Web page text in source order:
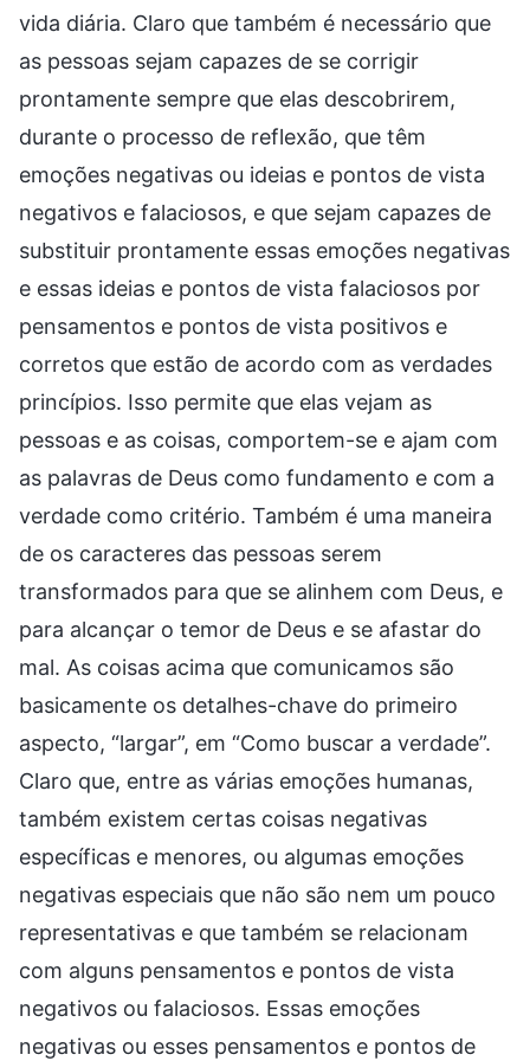
vida diária. Claro que também é necessário que
as pessoas sejam capazes de se corrigir
prontamente sempre que elas descobrirem,
durante o processo de reflexão, que têm
emoções negativas ou ideias e pontos de vista
negativos e falaciosos, e que sejam capazes de
substituir prontamente essas emoções negativas
e essas ideias e pontos de vista falaciosos por
pensamentos e pontos de vista positivos e
corretos que estão de acordo com as verdades
princípios. Isso permite que elas vejam as
pessoas e as coisas, comportem-se e ajam com
as palavras de Deus como fundamento e com a
verdade como critério. Também é uma maneira
de os caracteres das pessoas serem
transformados para que se alinhem com Deus, e
para alcançar o temor de Deus e se afastar do
mal. As coisas acima que comunicamos são
basicamente os detalhes-chave do primeiro
aspecto, “largar”, em “Como buscar a verdade”.
Claro que, entre as várias emoções humanas,
também existem certas coisas negativas
específicas e menores, ou algumas emoções
negativas especiais que não são nem um pouco
representativas e que também se relacionam
com alguns pensamentos e pontos de vista
negativos ou falaciosos. Essas emoções
negativas ou esses pensamentos e pontos de